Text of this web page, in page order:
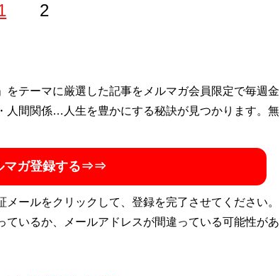
2
ビュー後、2018年半ばに引退。ソーシャルゲームの
WEBコラムから作品レビュー、同人作品やセクシー
テーマに厳選した記事をメルマガ会員限定で毎週金
人間関係…人生を豊かにする秘訣が見つかります。無
マガ登録する⇒⇒
ールをクリックして、登録を完了させてください。
いるか、メールアドレスが間違っている可能性があ